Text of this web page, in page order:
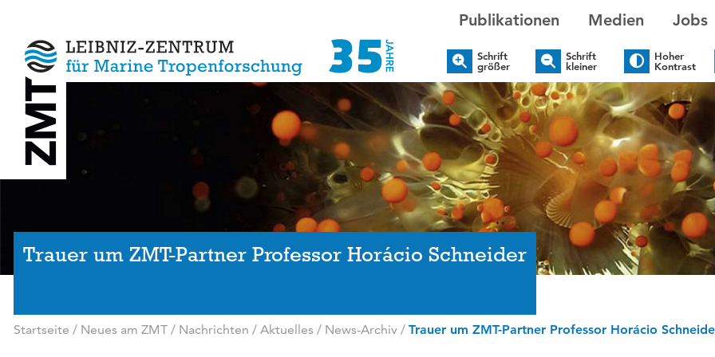
Publikationen Medien Jobs
Schrift
größer
Schrift
kleiner
Hoher
Kontrast
Trauer um ZMT-Partner Professor Horácio Schneider
Startseite / Neues am ZMT/ Nachrichten / Aktuelles / News-Archiv/ Trauer um ZMT-Partner Professor Horácio